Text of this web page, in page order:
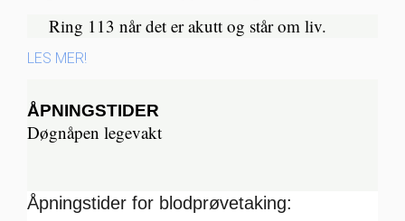
Ring 113 når det er akutt og står om liv.​
LES MER!
ÅPNINGSTIDER
Døgnåpen legevakt
Åpningstider for blodprøvetaking: